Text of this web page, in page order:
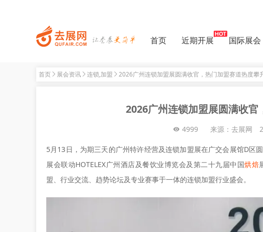
首页 近期开展 国际展会
首页 展会资讯 连锁,加盟 2026广州连锁加盟展圆满收官，热门加盟赛道热度攀
2026广州连锁加盟展圆满收
4999 来源：去展网
5月13日，为期三天的广州特许经营及连锁加盟展在广交会展馆D区
展会联动HOTELEX广州酒店及餐饮业博览会及第二十九届中国烘焙
盟、行业交流、趋势论坛及专业赛事于一体的连锁加盟行业盛会。